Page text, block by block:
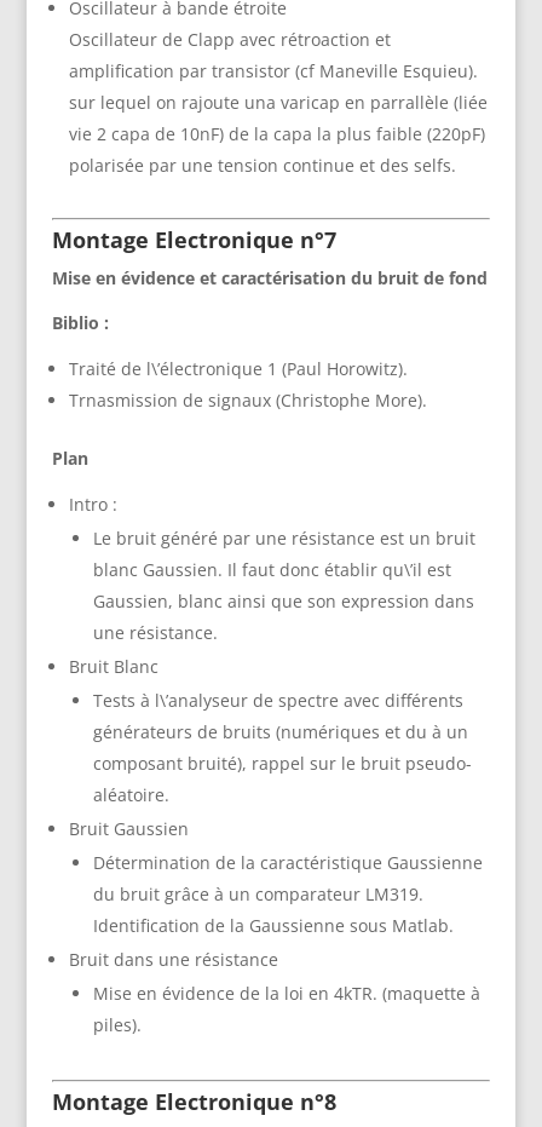
Oscillateur à bande étroite
Oscillateur de Clapp avec rétroaction et
amplification par transistor (cf Maneville Esquieu).
sur lequel on rajoute una varicap en parrallèle (liée
vie 2 capa de 10nF) de la capa la plus faible (220pF)
polarisée par une tension continue et des selfs.
Montage Electronique n°7
Mise en évidence et caractérisation du bruit de fond
Biblio :
Traité de l\’électronique 1 (Paul Horowitz).
Trnasmission de signaux (Christophe More).
Plan
Intro :
Le bruit généré par une résistance est un bruit
blanc Gaussien. Il faut donc établir qu\’il est
Gaussien, blanc ainsi que son expression dans
une résistance.
Bruit Blanc
Tests à l\’analyseur de spectre avec différents
générateurs de bruits (numériques et du à un
composant bruité), rappel sur le bruit pseudo-
aléatoire.
Bruit Gaussien
Détermination de la caractéristique Gaussienne
du bruit grâce à un comparateur LM319.
Identification de la Gaussienne sous Matlab.
Bruit dans une résistance
Mise en évidence de la loi en 4kTR. (maquette à
piles).
Montage Electronique n°8